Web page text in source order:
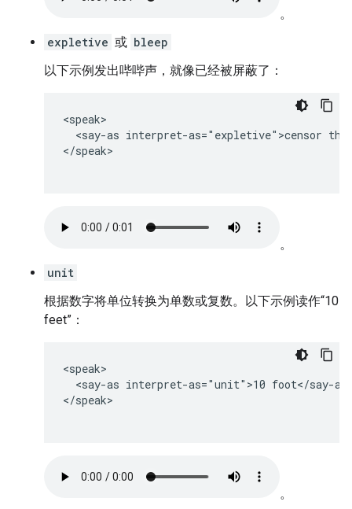
。
expletive 或 bleep
以下示例发出哔哔声，就像已经被屏蔽了：
<speak>
<say-as interpret-as="expletive">censor
</speak>
。
unit
根据数字将单位转换为单数或复数。以下示例读作“10
feet”：
<speak>
<say-as interpret-as="unit">10 foot</say-
</speak>
。